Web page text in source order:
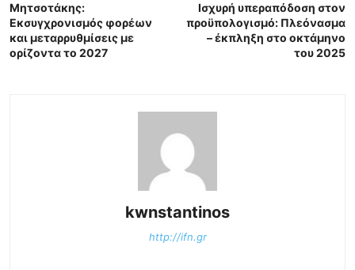
Μητσοτάκης:
Εκσυγχρονισμός φορέων
και μεταρρυθμίσεις με
ορίζοντα το 2027
Ισχυρή υπεραπόδοση στον
προϋπολογισμό: Πλεόνασμα
– έκπληξη στο οκτάμηνο
του 2025
kwnstantinos
http://ifn.gr